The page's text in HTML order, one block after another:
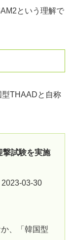
という理解で
型THAADと自称
撃試験を実施
03-30
、「韓国型